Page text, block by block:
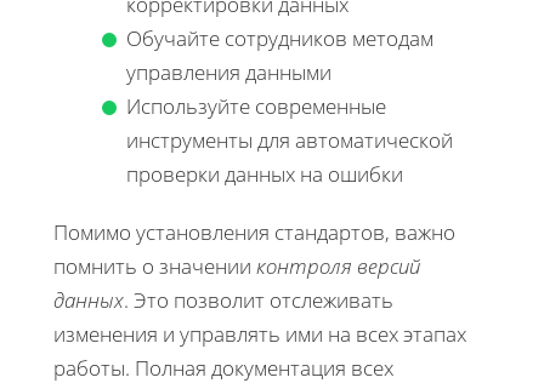
Обучайте сотрудников методам
управления данными
Используйте современные
инструменты для автоматической
проверки данных на ошибки
Помимо установления стандартов, важно
помнить о значении контроля версий
данных. Это позволит отслеживать
изменения и управлять ими на всех этапах
работы. Полная документация всех